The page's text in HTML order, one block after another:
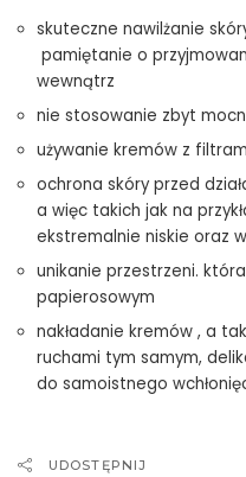
skuteczne nawilżanie
pamiętanie o
wewnątrz
nie stosowanie zbyt
używanie kremów z
ochrona skóry przed
a więc takich jak na
ekstremalnie niskie oraz
unikanie przestrzeni.
papierosowym
nakładanie kremów , a
ruchami tym samym,
do samoistnego
UDOSTĘPNIJ